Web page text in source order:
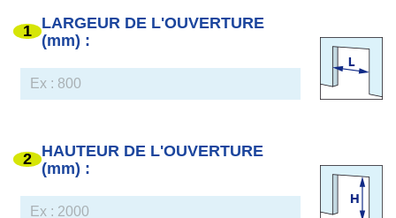
1
LARGEUR DE L'OUVERTURE
(mm) :
2
HAUTEUR DE L'OUVERTURE
(mm) :